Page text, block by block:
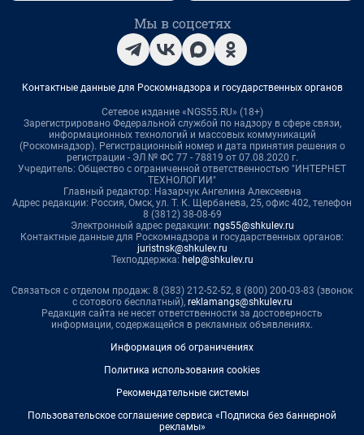
Мы в соцсетях
Контактные данные для Роскомнадзора и государственных органов
Сетевое издание «NGS55.RU» (18+)
Зарегистрировано Федеральной службой по надзору в сфере связи,
информационных технологий и массовых коммуникаций
(Роскомнадзор). Регистрационный номер и дата принятия решения о
регистрации - ЭЛ № ФС 77 - 78819 от 07.08.2020 г.
Учредитель: Общество с ограниченной ответственностью "ИНТЕРНЕТ
ТЕХНОЛОГИИ"
Главный редактор: Назарчук Ангелина Алексеевна
Адрес редакции: Россия, Омск, ул. Т. К. Щербанева, 25, офис 402, телефон
8 (3812) 38-08-69
Электронный адрес редакции: ngs55@shkulev.ru
Контактные данные для Роскомнадзора и государственных органов:
juristnsk@shkulev.ru
Техподдержка: help@shkulev.ru
Связаться с отделом продаж: 8 (383) 212-52-52, 8 (800) 200-03-83 (звонок
с сотового бесплатный), reklamangs@shkulev.ru
Редакция сайта не несет ответственности за достоверность
информации, содержащейся в рекламных объявлениях.
Информация об ограничениях
Политика использования cookies
Рекомендательные системы
Пользовательское соглашение сервиса «Подписка без баннерной
рекламы»